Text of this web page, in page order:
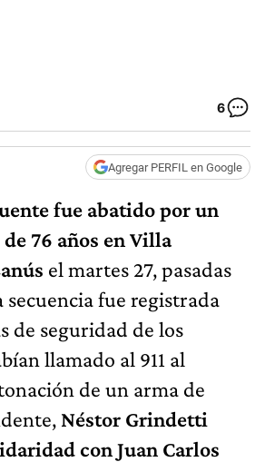
6
Agregar PERFIL en Google
fue abatido por un
76 años en Villa
el martes 27, pasadas
secuencia fue registrada
de seguridad de los
llamado al 911 al
de un arma de
Néstor Grindetti
con Juan Carlos